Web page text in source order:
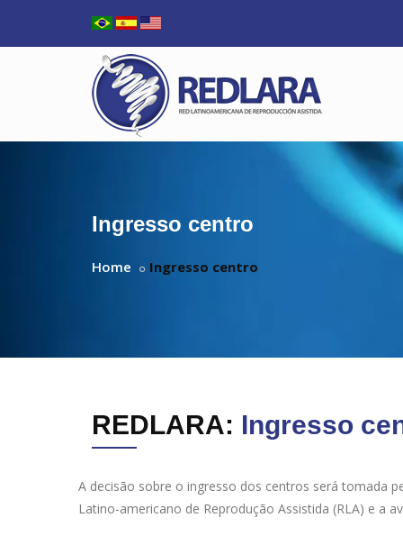
Ingresso centro
Home Ingresso centro
REDLARA: Ingresso
A decisão sobre o ingresso dos centros será tomada
Latino-americano de Reprodução Assistida (RLA) e a